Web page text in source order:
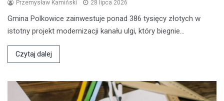
Przemysław Kamiński 28 lipca 2026
Gmina Polkowice zainwestuje ponad 386 tysięcy złotych w
istotny projekt modernizacji kanału ulgi, który biegnie…
Czytaj dalej